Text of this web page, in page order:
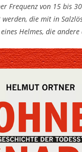
Frequenz von 15 bis
die mit in
Helmes, die andere